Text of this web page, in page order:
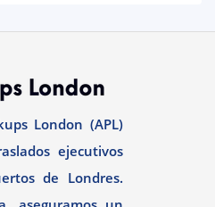
London (APL)
ejecutivos
de Londres.